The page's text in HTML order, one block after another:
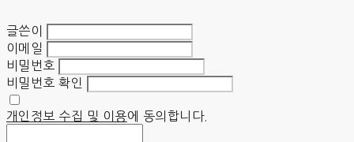
글쓴이
이메일
비밀번호
비밀번호 확인
개인정보 수집 및 이용에 동의합니다.